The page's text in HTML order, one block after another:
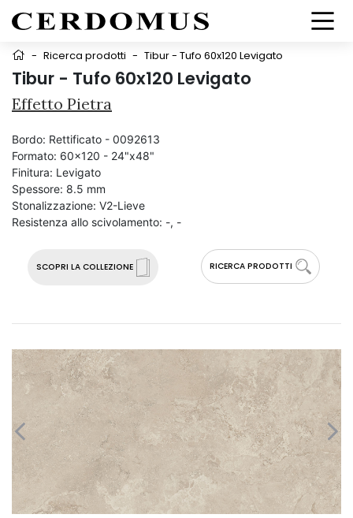
- Ricerca prodotti - Tibur - Tufo 60x120 Levigato
Tibur - Tufo 60x120 Levigato
Effetto Pietra
SCOPRI LA COLLEZIONE RICERCA PRODOTTI
Bordo: Rettificato - 0092613
Formato: 60x120 - 24"x48"
Finitura: Levigato
Spessore: 8.5 mm
Stonalizzazione: V2-Lieve
Resistenza allo scivolamento: -, -